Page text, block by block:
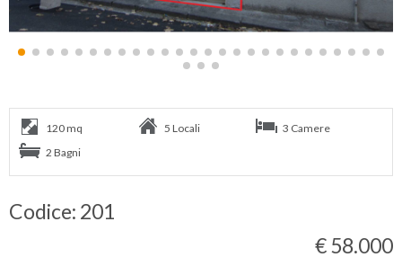
120 mq 5 Locali
3 Camere
2 Bagni
Codice: 201
€ 58.000